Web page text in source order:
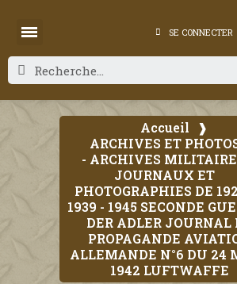
SE CONNECTER
Accueil
ARCHIVES ET
- ARCHIVES
JOURNAUX ET
PHOTOGRAPHIES DE
1939 - 1945 SECONDE
DER ADLER JOURNAL
PROPAGANDE
ALLEMANDE N°6 DU 24
1942 LUFTWAFFE